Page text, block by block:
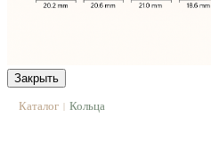
Закрыть
Каталог | Кольца